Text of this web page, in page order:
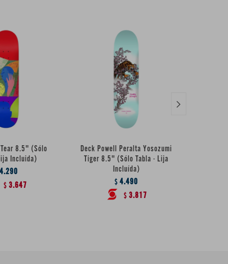
8.5" (Sólo
Incluida)
4.290
$ 3.647
Deck Powell Peralta Yosozumi
Tiger 8.5" (Sólo Tabla · Lija
Incluída)
$ 4.490
$ 3.817
